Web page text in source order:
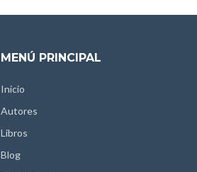
MENÚ PRINCIPAL
Inicio
Autores
Libros
Blog